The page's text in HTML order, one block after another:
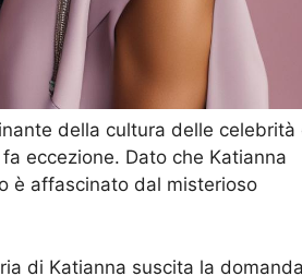
della cultura delle celebrità
eccezione. Dato che Katianna
è affascinato dal misterioso
di Katianna suscita la